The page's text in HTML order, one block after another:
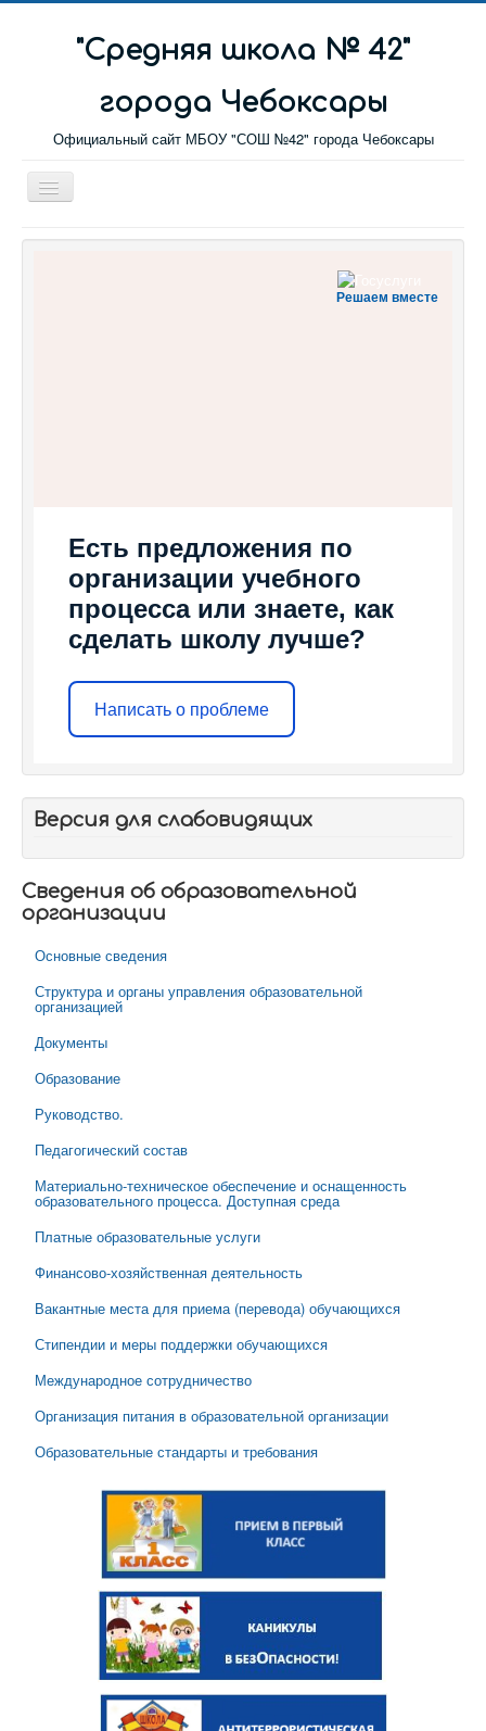
"Cредняя школа № 42"
города Чебоксары
Официальный сайт МБОУ "СОШ №42" города Чебоксары
Toggle
Navigation
Главная
Решаем вместе
Есть предложения по
организации учебного
процесса или знаете, как
сделать школу лучше?
Написать о проблеме
Версия для слабовидящих
Сведения об образовательной
организации
Основные сведения
Структура и органы управления образовательной
организацией
Документы
Образование
Руководство.
Педагогический состав
Материально-техническое обеспечение и оснащенность
образовательного процесса. Доступная среда
Платные образовательные услуги
Финансово-хозяйственная деятельность
Вакантные места для приема (перевода) обучающихся
Стипендии и меры поддержки обучающихся
Международное сотрудничество
Организация питания в образовательной организации
Образовательные стандарты и требования